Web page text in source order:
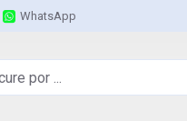
WhatsApp